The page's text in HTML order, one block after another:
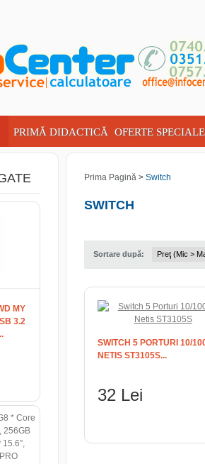
PRIMĂ DIDACTICĂ OFERTE SPECIALE
MY
3.2
Prima Pagină > Switch
SWITCH
Sortare după:
SWITCH 5 PORTURI 10/
NETIS ST3105S...
32 Lei